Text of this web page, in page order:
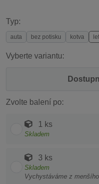
Typ:
auta bez potisku kotva
Vyberte variantu:
Zvolte balení po:
1 ks
Skladem
3 ks
Skladem
Vychystáváme z